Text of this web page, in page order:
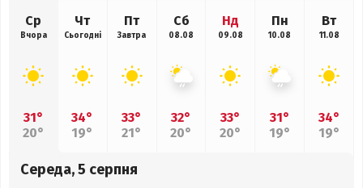
Ср
Вчора
31°
20°
Чт
Сьогодні
34°
19°
Пт
Завтра
33°
21°
Сб
08.08
32°
20°
Нд
09.08
33°
20°
Пн
10.08
31°
19°
Вт
11.08
34°
19°
Середа, 5 серпня